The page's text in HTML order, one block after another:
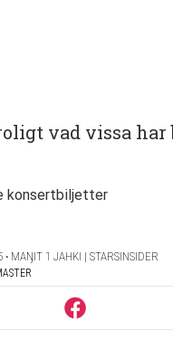
vad vissa har
MAŊIT 1 JAHKI | STARSINSIDER